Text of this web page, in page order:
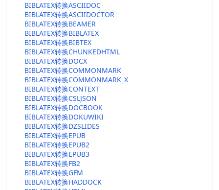
BIBLATEX转换ASCIIDOC
BIBLATEX转换ASCIIDOCTOR
BIBLATEX转换BEAMER
BIBLATEX转换BIBLATEX
BIBLATEX转换BIBTEX
BIBLATEX转换CHUNKEDHTML
BIBLATEX转换DOCX
BIBLATEX转换COMMONMARK
BIBLATEX转换COMMONMARK_X
BIBLATEX转换CONTEXT
BIBLATEX转换CSLJSON
BIBLATEX转换DOCBOOK
BIBLATEX转换DOKUWIKI
BIBLATEX转换DZSLIDES
BIBLATEX转换EPUB
BIBLATEX转换EPUB2
BIBLATEX转换EPUB3
BIBLATEX转换FB2
BIBLATEX转换GFM
BIBLATEX转换HADDOCK